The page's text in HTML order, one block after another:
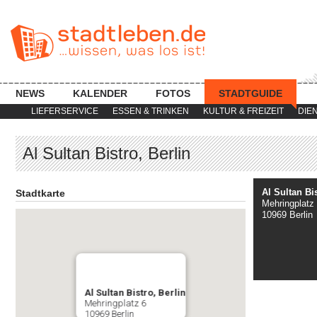
LIEFERSERVICE ESSEN & TRINKEN KULTUR & FREIZEIT
NEWS KALENDER FOTOS STADTGUIDE
Al Sultan Bistro, Berlin
Stadtkarte
Al Sultan Bistro, Berlin
Mehringplatz 6
10969 Berlin
Al Sultan
Mehringplatz
10969 Berlin